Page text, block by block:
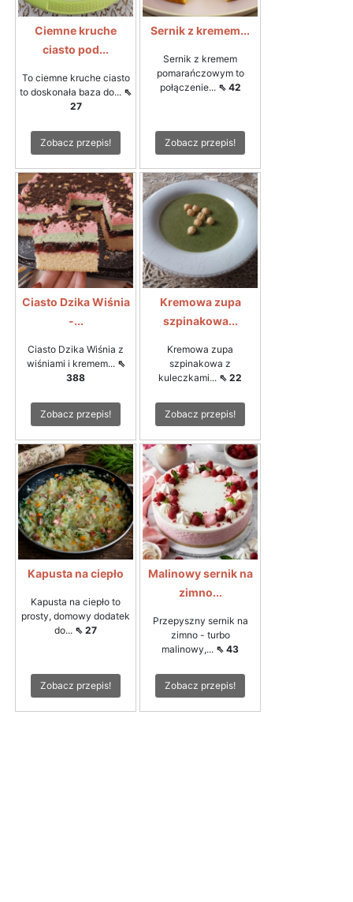
Ciemne kruche
ciasto pod...
To ciemne kruche ciasto
to doskonała baza do... ⇖
27
Zobacz przepis!
Sernik z kremem...
Sernik z kremem
pomarańczowym to
połączenie... ⇖ 42
Zobacz przepis!
Ciasto Dzika Wiśnia
-...
Ciasto Dzika Wiśnia z
wiśniami i kremem... ⇖
388
Zobacz przepis!
Kremowa zupa
szpinakowa...
Kremowa zupa
szpinakowa z
kuleczkami... ⇖ 22
Zobacz przepis!
Kapusta na ciepło
Kapusta na ciepło to
prosty, domowy dodatek
do... ⇖ 27
Zobacz przepis!
Malinowy sernik na
zimno...
Przepyszny sernik na
zimno - turbo
malinowy,... ⇖ 43
Zobacz przepis!